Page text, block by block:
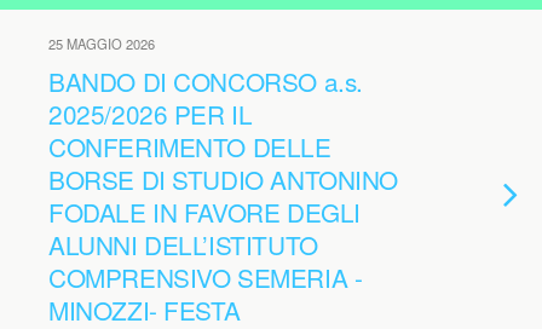
25 MAGGIO 2026
BANDO DI CONCORSO a.s.
2025/2026 PER IL
CONFERIMENTO DELLE
BORSE DI STUDIO ANTONINO
FODALE IN FAVORE DEGLI
ALUNNI DELL’ISTITUTO
COMPRENSIVO SEMERIA -
MINOZZI- FESTA